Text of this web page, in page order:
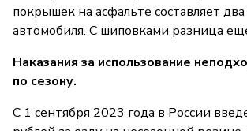
покрышек на асфальте составляет два
автомобиля. С шиповками разница
Наказания за использование
по сезону.
С 1 сентября 2023 года в России